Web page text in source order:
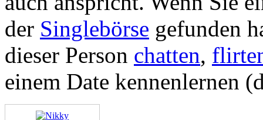
der Singlebörse gefunden
dieser Person chatten,
einem Date kennenlernen